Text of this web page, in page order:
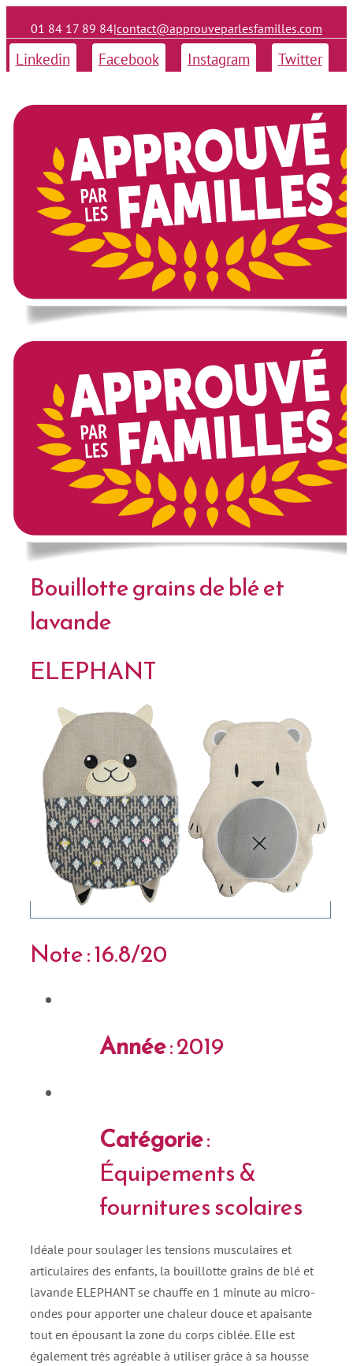
01 84 17 89 84|contact@approuveparlesfamilles.com
Linkedin Facebook Instagram Twitter
Bouillotte grains de blé et
lavande
ELEPHANT
Note : 16.8/20
Année: 2019
Catégorie:
Équipements &
fournitures scolaires
Idéale pour soulager les tensions musculaires et
articulaires des enfants, la bouillotte grains de blé et
lavande ELEPHANT se chauffe en 1 minute au micro-
ondes pour apporter une chaleur douce et apaisante
tout en épousant la zone du corps ciblée. Elle est
également très agréable à utiliser grâce à sa housse